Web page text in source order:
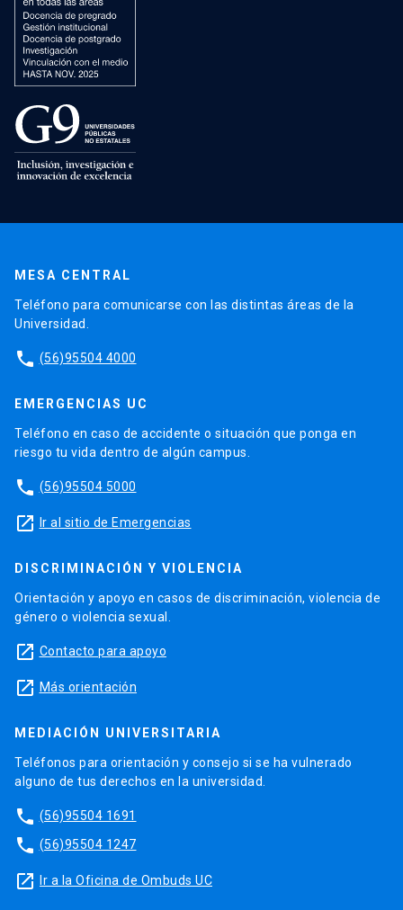
MESA CENTRAL
Teléfono para comunicarse con las distintas áreas de la
Universidad.
phone (56)95504 4000
EMERGENCIAS UC
Teléfono en caso de accidente o situación que ponga en
riesgo tu vida dentro de algún campus.
phone (56)95504 5000
launch Ir al sitio de Emergencias
DISCRIMINACIÓN Y VIOLENCIA
Orientación y apoyo en casos de discriminación, violencia de
género o violencia sexual.
launch Contacto para apoyo
launch Más orientación
MEDIACIÓN UNIVERSITARIA
Teléfonos para orientación y consejo si se ha vulnerado
alguno de tus derechos en la universidad.
phone (56)95504 1691
phone (56)95504 1247
launch Ir a la Oficina de Ombuds UC